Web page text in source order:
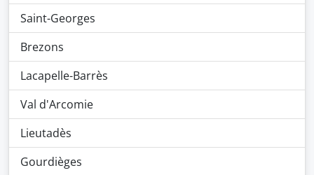
Saint-Georges
Brezons
Lacapelle-Barrès
Val d'Arcomie
Lieutadès
Gourdièges